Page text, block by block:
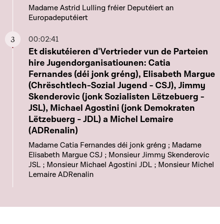
Madame Astrid Lulling fréier Deputéiert an
Europadeputéiert
00:02:41
Aller à ce chapitre
Et diskutéieren d'Vertrieder vun de Parteien
hire Jugendorganisatiounen: Catia
Fernandes (déi jonk gréng), Elisabeth Margue
(Chrëschtlech-Sozial Jugend - CSJ), Jimmy
Skenderovic (jonk Sozialisten Lëtzebuerg -
JSL), Michael Agostini (jonk Demokraten
Lëtzebuerg - JDL) a Michel Lemaire
(ADRenalin)
Madame Catia Fernandes déi jonk gréng ; Madame
Elisabeth Margue CSJ ; Monsieur Jimmy Skenderovic
JSL ; Monsieur Michael Agostini JDL ; Monsieur Michel
Lemaire ADRenalin